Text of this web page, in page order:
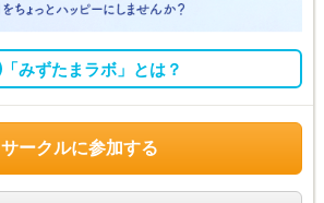
「みずたまラボ」とは？
サークルに参加する